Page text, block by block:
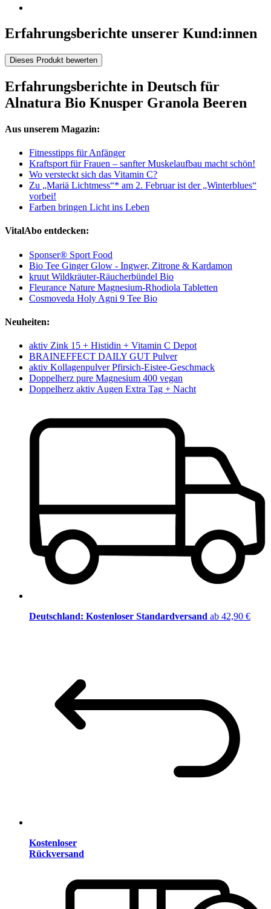
Erfahrungsberichte unserer Kund:innen
Dieses Produkt bewerten
Erfahrungsberichte in Deutsch für
Alnatura Bio Knusper Granola Beeren
Aus unserem Magazin:
Fitnesstipps für Anfänger
Kraftsport für Frauen – sanfter Muskelaufbau macht schön!
Wo versteckt sich das Vitamin C?
Zu „Mariä Lichtmess“* am 2. Februar ist der „Winterblues“
vorbei!
Farben bringen Licht ins Leben
VitalAbo entdecken:
Sponser® Sport Food
Bio Tee Ginger Glow - Ingwer, Zitrone & Kardamon
kruut Wildkräuter-Räucherbündel Bio
Fleurance Nature Magnesium-Rhodiola Tabletten
Cosmoveda Holy Agni 9 Tee Bio
Neuheiten:
aktiv Zink 15 + Histidin + Vitamin C Depot
BRAINEFFECT DAILY GUT Pulver
aktiv Kollagenpulver Pfirsich-Eistee-Geschmack
Doppelherz pure Magnesium 400 vegan
Doppelherz aktiv Augen Extra Tag + Nacht
Deutschland: Kostenloser Standardversand ab 42,90 €
Kostenloser
Rückversand